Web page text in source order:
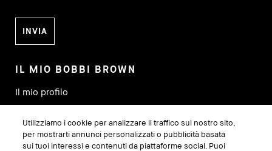
IL MIO BOBBI BROWN
Il mio profilo
I miei ordini
Trova un punto vendita
Traccia il mio ordine
Utilizziamo i cookie per analizzare il traffico sul nostro sito,
per mostrarti annunci personalizzati o pubblicità basata
sui tuoi interessi e contenuti da piattaforme social. Puoi